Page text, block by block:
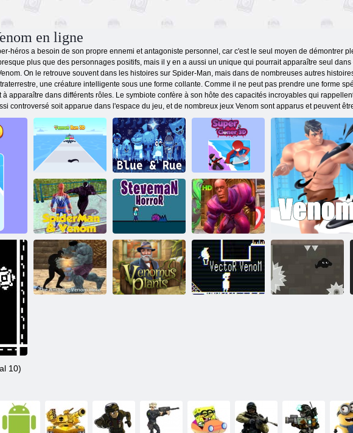
en ligne
héros a besoin de son propre ennemi et antagoniste personnel, car c'est le seul moyen de démontrer
plus que des personnages positifs, mais il y en a aussi un unique qui pourrait apparaître seul
On le retrouve souvent dans les histoires sur Spider-Man, mais dans de nombreuses autres
une créature intelligente sous une forme collante. Comme il ne peut pas prendre une forme
apparaître dans différents rôles. Le symbiote confère à son hôte des capacités incroyables qui
controversé soit apparue dans l'espace du jeu, et de nombreux jeux Venom sont apparus et peuvent
Venom Run 3D Bleu et rue
Super Cloneur
3D
Spiderman et
Venom
Horreur de
Steveman
Venom Hero
Street Fighting
10)